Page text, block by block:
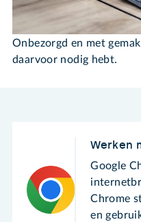
Windows-
Onbezorgd en met
daarvoor nodig hebt.
Werken
Google
Chrome
en